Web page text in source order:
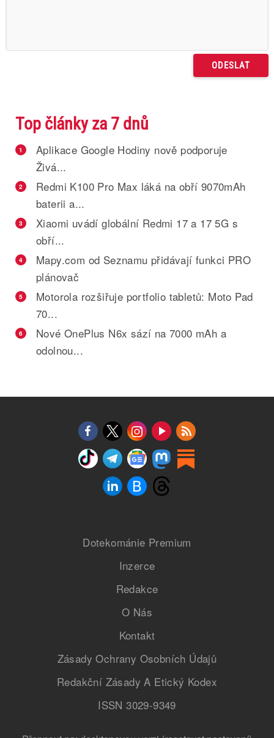
Top články za 7 dnů
1
Aplikace Google Hodiny nově podporuje
Živá...
2
Redmi K100 Pro Max láká na obří 9070mAh
baterii a...
3
Xiaomi uvádí globální Redmi 17 a 17 5G s
obří...
4
Mapy.com od Seznamu přidávají funkci PRO
plánovač
5
Motorola rozšiřuje portfolio tabletů: Moto Pad
70...
6
Nové OnePlus N6x sází na 7000 mAh a
odolnou...
Dotekománie Premium
Inzerce
Redakce
O Nás
Kontakt
Zásady Ochrany Osobních Údajů
Redakční Zásady A Etický Kodex
ISSN 3029-9349